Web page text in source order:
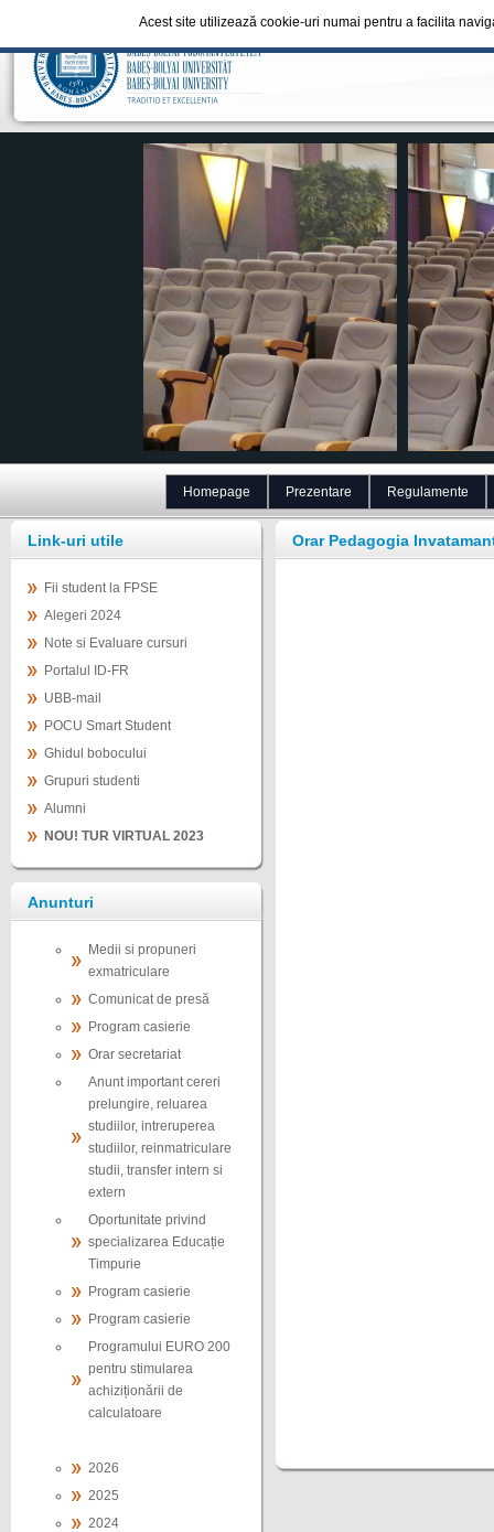
Homepage Prezentare Regulamente
Link-uri utile
Fii student la FPSE
Alegeri 2024
Note si Evaluare cursuri
Portalul ID-FR
UBB-mail
POCU Smart Student
Ghidul bobocului
Grupuri studenti
Alumni
NOU! TUR VIRTUAL 2023
Anunturi
Medii si propuneri
exmatriculare
Comunicat de presă
Program casierie
Orar secretariat
Anunt important cereri
prelungire, reluarea
studiilor, intreruperea
studiilor, reinmatriculare
studii, transfer intern si
extern
Oportunitate privind
specializarea Educație
Timpurie
Program casierie
Program casierie
Programului EURO 200
pentru stimularea
achiziționării de
calculatoare
2026
2025
2024
Orar Pedagogia
Acest site utilizează cookie-uri numai pentru a facilita